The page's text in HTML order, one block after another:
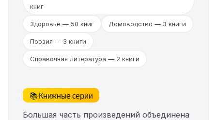
книг
Здоровье — 50 книг Домоводство — 3 книги
Поэзия — 3 книги
Справочная литература — 2 книги
📚 Книжные серии
Большая часть произведений объединена